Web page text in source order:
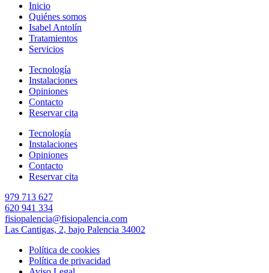
Inicio
Quiénes somos
Isabel Antolín
Tratamientos
Servicios
Tecnología
Instalaciones
Opiniones
Contacto
Reservar cita
Tecnología
Instalaciones
Opiniones
Contacto
Reservar cita
979 713 627
620 941 334
fisiopalencia@fisiopalencia.com
Las Cantigas, 2, bajo Palencia 34002
Política de cookies
Política de privacidad